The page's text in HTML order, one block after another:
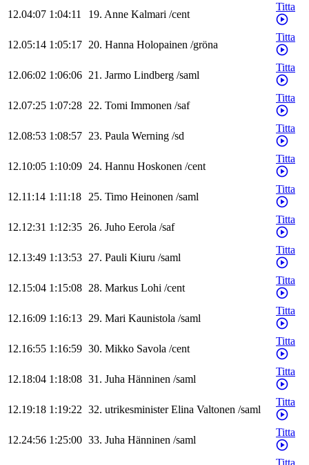
12.04:07 1:04:11 19. Anne Kalmari /cent
Titta
12.05:14 1:05:17 20. Hanna Holopainen /gröna
Titta
12.06:02 1:06:06 21. Jarmo Lindberg /saml
Titta
12.07:25 1:07:28 22. Tomi Immonen /saf
Titta
12.08:53 1:08:57 23. Paula Werning /sd
Titta
12.10:05 1:10:09 24. Hannu Hoskonen /cent
Titta
12.11:14 1:11:18 25. Timo Heinonen /saml
Titta
12.12:31 1:12:35 26. Juho Eerola /saf
Titta
12.13:49 1:13:53 27. Pauli Kiuru /saml
Titta
12.15:04 1:15:08 28. Markus Lohi /cent
Titta
12.16:09 1:16:13 29. Mari Kaunistola /saml
Titta
12.16:55 1:16:59 30. Mikko Savola /cent
Titta
12.18:04 1:18:08 31. Juha Hänninen /saml
Titta
12.19:18 1:19:22 32. utrikesminister Elina Valtonen /saml
Titta
12.24:56 1:25:00 33. Juha Hänninen /saml
Titta